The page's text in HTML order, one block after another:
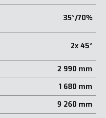
35°/70%
2x 45°
2 990 mm
1 680 mm
9 260 mm